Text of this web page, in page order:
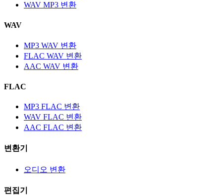
WAV MP3 변환
WAV
MP3 WAV 변환
FLAC WAV 변환
AAC WAV 변환
FLAC
MP3 FLAC 변환
WAV FLAC 변환
AAC FLAC 변환
변환기
오디오 변환
편집기